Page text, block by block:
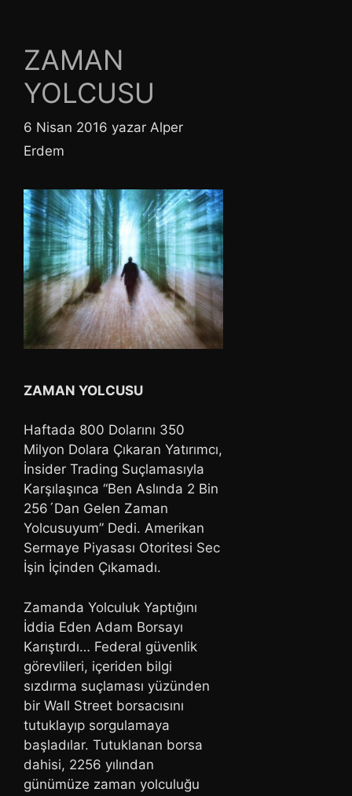
ZAMAN
YOLCUSU
6 Nisan 2016 yazar Alper
Erdem
ZAMAN YOLCUSU
Haftada 800 Dolarını 350
Milyon Dolara Çıkaran Yatırımcı,
İnsider Trading Suçlamasıyla
Karşılaşınca “Ben Aslında 2 Bin
256´Dan Gelen Zaman
Yolcusuyum” Dedi. Amerikan
Sermaye Piyasası Otoritesi Sec
İşin İçinden Çıkamadı.
Zamanda Yolculuk Yaptığını
İddia Eden Adam Borsayı
Karıştırdı… Federal güvenlik
görevlileri, içeriden bilgi
sızdırma suçlaması yüzünden
bir Wall Street borsacısını
tutuklayıp sorgulamaya
başladılar. Tutuklanan borsa
dahisi, 2256 yılından
günümüze zaman yolculuğu